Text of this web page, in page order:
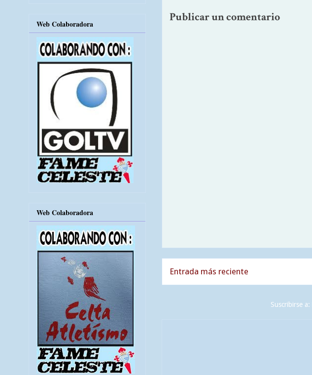
Publicar un comentario
Entrada más reciente
Suscribirse a:
Web Colaboradora
Web Colaboradora